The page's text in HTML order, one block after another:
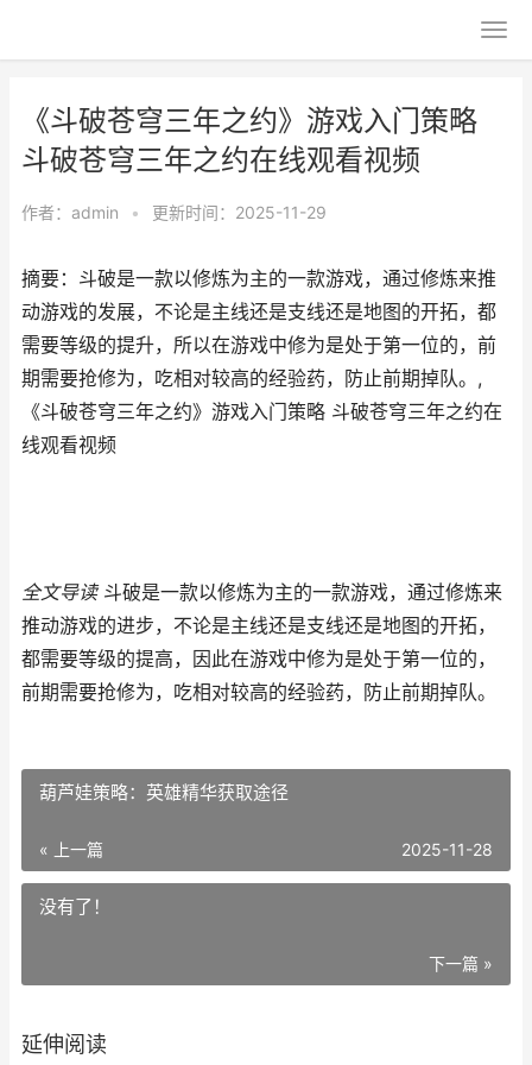
《斗破苍穹三年之约》游戏入门策略
斗破苍穹三年之约在线观看视频
作者： admin • 更新时间：2025-11-29
摘要：斗破是一款以修炼为主的一款游戏，通过修炼来推
动游戏的发展，不论是主线还是支线还是地图的开拓，都
需要等级的提升，所以在游戏中修为是处于第一位的，前
期需要抢修为，吃相对较高的经验药，防止前期掉队。,
《斗破苍穹三年之约》游戏入门策略 斗破苍穹三年之约在
线观看视频
全文导读斗破是一款以修炼为主的一款游戏，通过修炼来
推动游戏的进步，不论是主线还是支线还是地图的开拓，
都需要等级的提高，因此在游戏中修为是处于第一位的，
前期需要抢修为，吃相对较高的经验药，防止前期掉队。
葫芦娃策略：英雄精华获取途径
« 上一篇 2025-11-28
没有了！
下一篇 »
延伸阅读